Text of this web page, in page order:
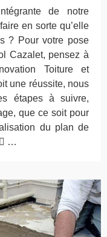
de notre
en sorte qu’elle
? Pour votre pose
Cazalet, pensez à
Toiture et
une réussite, nous
étapes à suivre,
que ce soit pour
du plan de
 …